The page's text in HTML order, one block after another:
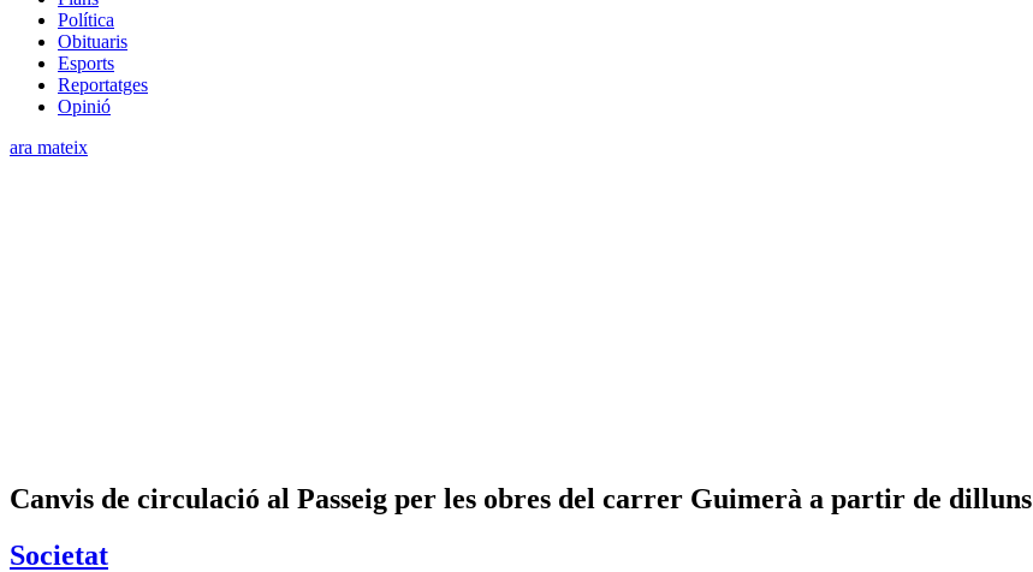
Política
Obituaris
Esports
Reportatges
Opinió
ara mateix
Canvis de circulació al Passeig per les obres del carrer Guimerà a partir de dilluns
Societat